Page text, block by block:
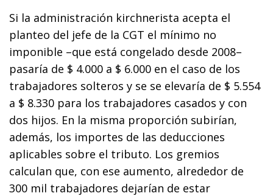
Si la administración kirchnerista acepta el
planteo del jefe de la CGT el mínimo no
imponible –que está congelado desde 2008–
pasaría de $ 4.000 a $ 6.000 en el caso de los
trabajadores solteros y se se elevaría de $ 5.554
a $ 8.330 para los trabajadores casados y con
dos hijos. En la misma proporción subirían,
además, los importes de las deducciones
aplicables sobre el tributo. Los gremios
calculan que, con ese aumento, alrededor de
300 mil trabajadores dejarían de estar